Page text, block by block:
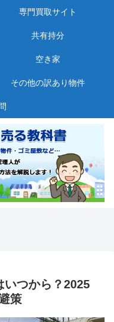
専門買取サイト
共有持分
空き家
その他の訳あり物件
いつから？2025
策